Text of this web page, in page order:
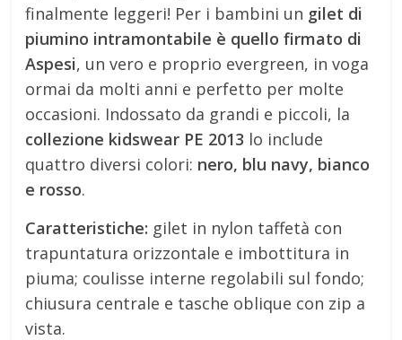
finalmente leggeri! Per i bambini un gilet di
piumino intramontabile è quello firmato di
Aspesi, un vero e proprio evergreen, in voga
ormai da molti anni e perfetto per molte
occasioni. Indossato da grandi e piccoli, la
collezione kidswear PE 2013 lo include
quattro diversi colori: nero, blu navy, bianco
e rosso.
Caratteristiche: gilet in nylon taffetà con
trapuntatura orizzontale e imbottitura in
piuma; coulisse interne regolabili sul fondo;
chiusura centrale e tasche oblique con zip a
vista.